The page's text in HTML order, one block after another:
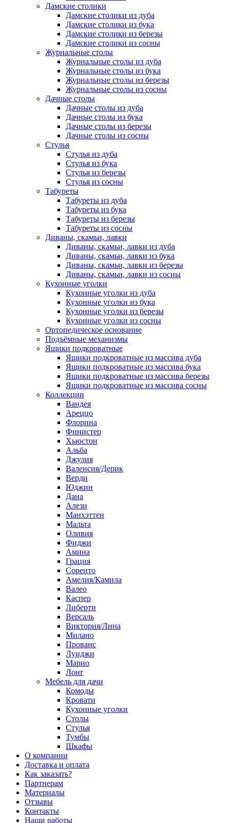
Дамские столики
Дамские столики из дуба
Дамские столики из бука
Дамские столики из березы
Дамские столики из сосны
Журнальные столы
Журнальные столы из дуба
Журнальные столы из бука
Журнальные столы из березы
Журнальные столы из сосны
Дачные столы
Дачные столы из дуба
Дачные столы из бука
Дачные столы из березы
Дачные столы из сосны
Стулья
Стулья из дуба
Стулья из бука
Стулья из березы
Стулья из сосны
Табуреты
Табуреты из дуба
Табуреты из бука
Табуреты из березы
Табуреты из сосны
Диваны, скамьи, лавки
Диваны, скамьи, лавки из дуба
Диваны, скамьи, лавки из бука
Диваны, скамьи, лавки из березы
Диваны, скамьи, лавки из сосны
Кухонные уголки
Кухонные уголки из дуба
Кухонные уголки из бука
Кухонные уголки из березы
Кухонные уголки из сосны
Ортопедическое основание
Подъёмные механизмы
Ящики подкроватные
Ящики подкроватные из массива дуба
Ящики подкроватные из массива бука
Ящики подкроватные из массива березы
Ящики подкроватные из массива сосны
Коллекции
Вандея
Ареццо
Флорина
Финистер
Хьюстон
Альба
Джулия
Валенсия/Дерик
Верди
Юджин
Дана
Алези
Манхэттен
Мальта
Оливия
Фиджи
Амина
Грация
Соренто
Амелия/Камила
Валео
Каспер
Либерти
Версаль
Виктория/Лина
Милано
Прованс
Луиджи
Марио
Лонг
Мебель для дачи
Комоды
Кровати
Кухонные уголки
Столы
Стулья
Тумбы
Шкафы
О компании
Доставка и оплата
Как заказать?
Партнерам
Материалы
Отзывы
Контакты
Наши работы